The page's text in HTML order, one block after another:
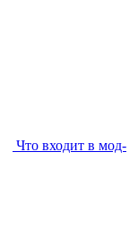
Что входит в мод-